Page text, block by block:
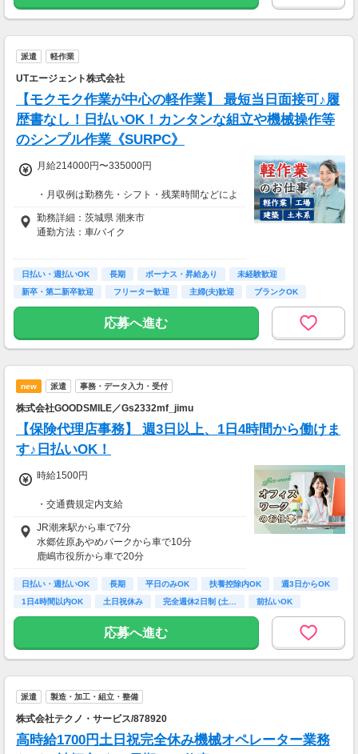
派遣 軽作業
UTエージェント株式会社
【モクモク作業が中心の軽作業】 最短当日面接可♪履
歴書なし！日払いOK！カンタンな組立や機械操作等
のシンプル作業《SURPC》
月給214000円〜335000円
・月収例は勤務先・シフト・残業時間などによ
り変動します
・各種手当あり（残業手当、休出手当、深夜勤
務がある場合は深夜手当 など）
■日払い制度（新制度）
・最短5分で働いた分の給与を口座受取可能
・スマホからカンタン申請
・1,000円単位で利用可能
■交通費 上限30,000円まで支給 ※会社規定有
り
勤務詳細：茨城県 潮来市
通勤方法：車/バイク
※構内の（無料）駐車場利用OK
※募集の勤務地は面接地の一例です。
ご希望の地域や条件などを伺いながらあなた
日払い・週払いOK 長期 ボーナス・昇給あり
未経験歓迎
新卒・第二新卒歓迎
フリーター歓迎 主婦(夫)歓迎
ブランクOK
学歴不問
応募へ進む
new 派遣 事務・データ入力・受付
株式会社GOODSMILE／Gs2332mf_jimu
【保険代理店事務】 週3日以上、1日4時間から働けま
す♪日払いOK！
時給1500円
・交通費規定内支給
・試用期間なし
【月収例（週3勤務の場合）】
(時給)1500円×(1日)4時間×(1ヶ月)16日＝96,00
＋残業代＋交通費
JR潮来駅から車で7分
水郷佐原あやめパークから車で10分
鹿嶋市役所から車で20分
稲敷パルナから車で15分
日払い・週払いOK 長期 平日のみOK 扶養控除内OK
週3日からOK
1日4時間以内OK
土日祝休み 完全週休2日制 (土… 前払いOK
応募へ進む
派遣 製造・加工・組立・整備
株式会社テクノ・サービス/878920
高時給1700円土日祝完全休み機械オペレーター業務